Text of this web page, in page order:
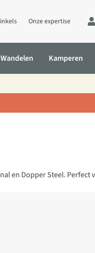
Onze expertise
Wandelen Kamperen
en Dopper Steel.